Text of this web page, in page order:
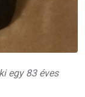
egy 83 éves